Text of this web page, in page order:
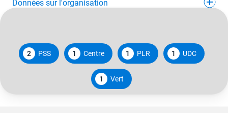
Données sur l'organisation
2 PSS 1 Centre 1 PLR 1 UDC
1 Vert